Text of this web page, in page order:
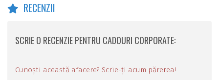
RECENZII
SCRIE O RECENZIE PENTRU CADOURI CORPORATE:
Cunoști această afacere? Scrie-ți acum părerea!